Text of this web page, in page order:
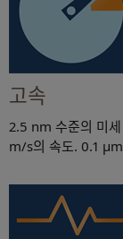
고속
2.5 nm 수준의 미
m/s의 속도. 0.1